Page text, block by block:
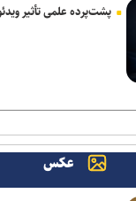
حافظه ایرانی+ تصاویر
پشت‌پرده علمی تأثیر
عکس